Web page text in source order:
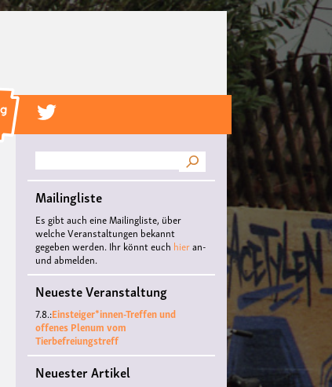
Vortragsveranstaltung
""Menschenrechte
Suche
Mailingliste
Es gibt auch eine Mailingliste, über
welche Veranstaltungen bekannt
gegeben werden. Ihr könnt euch hieran-
und abmelden.
Neueste Veranstaltung
7.8.:Einsteiger*innen-Treffen und
offenes Plenum vom
Tierbefreiungstreff
Neuester Artikel